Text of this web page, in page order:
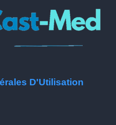
D'Utilisation